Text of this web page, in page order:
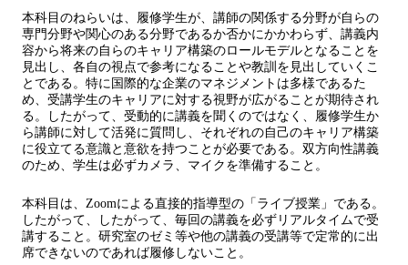
本科目のねらいは、履修学生が、講師の関係する分野が自らの
専門分野や関心のある分野であるか否かにかかわらず、講義内
容から将来の自らのキャリア構築のロールモデルとなることを
見出し、各自の視点で参考になることや教訓を見出していくこ
とである。特に国際的な企業のマネジメントは多様であるた
め、受講学生のキャリアに対する視野が広がることが期待され
る。したがって、受動的に講義を聞くのではなく、履修学生か
ら講師に対して活発に質問し、それぞれの自己のキャリア構築
に役立てる意識と意欲を持つことが必要である。双方向性講義
のため、学生は必ずカメラ、マイクを準備すること。
本科目は、Zoomによる直接的指導型の「ライブ授業」である。
したがって、したがって、毎回の講義を必ずリアルタイムで受
講すること。研究室のゼミ等や他の講義の受講等で定常的に出
席できないのであれば履修しないこと。